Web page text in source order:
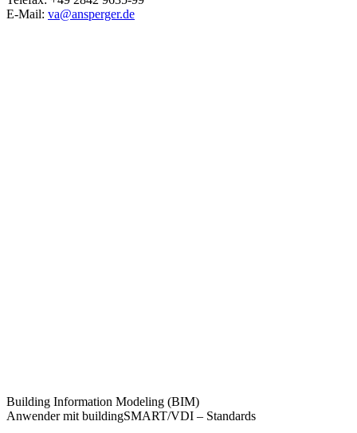
E-Mail: va@ansperger.de
Building Information Modeling (BIM)
Anwender mit buildingSMART/VDI – Standards